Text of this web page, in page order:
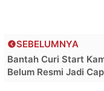
SEBELUMNYA
Bantah Curi Start
Belum Resmi Jadi